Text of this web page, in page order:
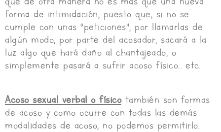
forma de intimidación, puesto que, si no se
cumple con unas “peticiones”, por llamarlas de
algún modo, por parte del acosador, sacará a la
luz algo que hará daño al chantajeado, o
simplemente pasará a sufrir acoso físico… etc.
Acoso sexual verbal o físicotambién son formas
de acoso y como ocurre con todas las demás
modalidades de acoso, no podemos permitirlo.